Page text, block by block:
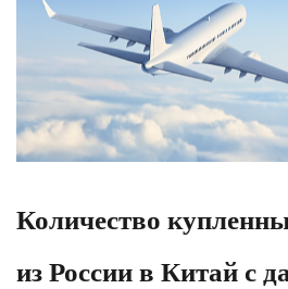
Количество
из России в Китай с